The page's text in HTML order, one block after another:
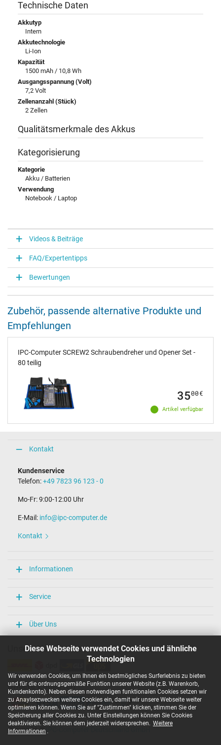
Diese Webseite verwendet Cookies und ähnliche
Technologien
Wir verwenden Cookies, um Ihnen ein bestmögliches Surferlebnis zu bieten
und für die ordnungsgemäße Funktion unserer Website (z.B. Warenkorb,
Kundenkonto). Neben diesen notwendigen funktionalen Cookies setzen wir
zu Anaylsezwecken weitere Cookies ein, damit wir unsere Webseite weiter
optimieren können. Wenn Sie auf "Zustimmen" klicken, stimmen Sie der
Speicherung aller Cookies zu. Unter Einstellungen können Sie Cookies
deaktivieren. Sie können dem jederzeit widersprechen. Weitere
Informationen .
Technische Daten
Akkutyp
Intern
Akkutechnologie
Li-Ion
Kapazität
1500 mAh / 10,8 Wh
Ausgangsspannung (Volt)
7,2 Volt
Zellenanzahl (Stück)
2 Zellen
Qualitätsmerkmale des Akkus
Kategorisierung
Kategorie
Akku / Batterien
Verwendung
Notebook / Laptop
Videos & Beiträge
FAQ/Expertentipps
Bewertungen
Zubehör, passende alternative Produkte und
Empfehlungen
IPC-Computer SCREW2 Schraubendreher und Opener Set -
80 teilig
Artikel verfügbar
3500€
Kontakt
Kundenservice
Telefon:+49 7823 96 123 - 0
Mo-Fr: 9:00-12:00 Uhr
E-Mail: info@ipc-computer.de
Kontakt
Informationen
Service
Über Uns
Unsere Versandarten
Unsere Zahlarten
Copyright ©